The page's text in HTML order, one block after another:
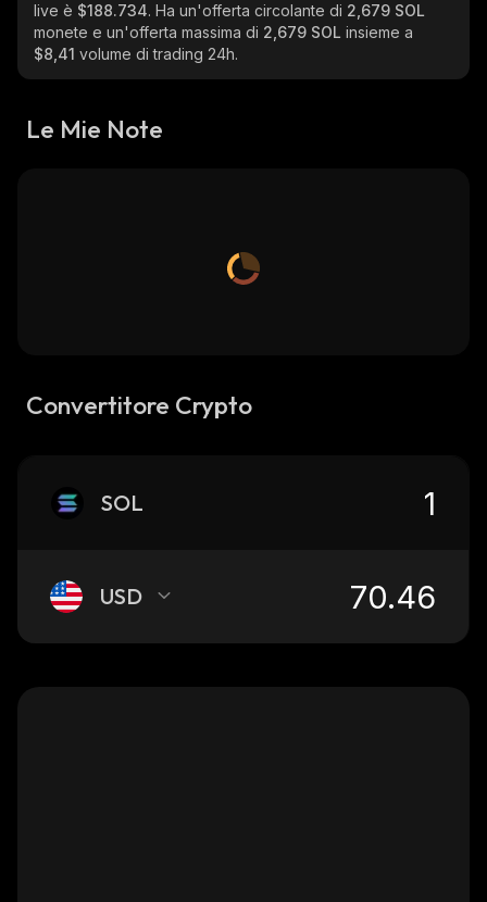
live è $188.734. Ha un'offerta circolante di 2,679 SOL
monete e un'offerta massima di 2,679 SOL insieme a
$8,41 volume di trading 24h.
Le Mie Note
Convertitore Crypto
SOL
USD